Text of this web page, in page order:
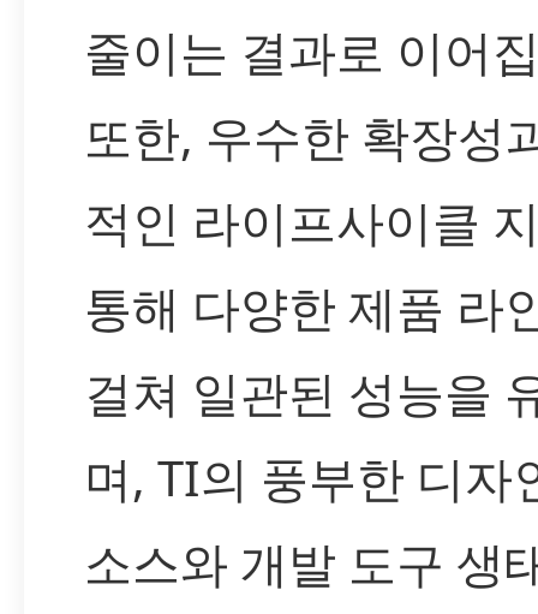
줄이는 결과로 이어
또한, 우수한 확장성
적인 라이프사이클
통해 다양한 제품 라
걸쳐 일관된 성능을
며, TI의 풍부한 디자
소스와 개발 도구 생